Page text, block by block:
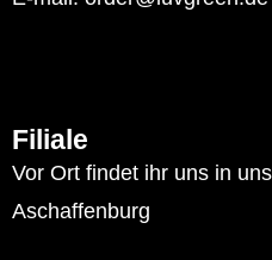
Filiale
Vor Ort findet ihr uns in
Aschaffenburg